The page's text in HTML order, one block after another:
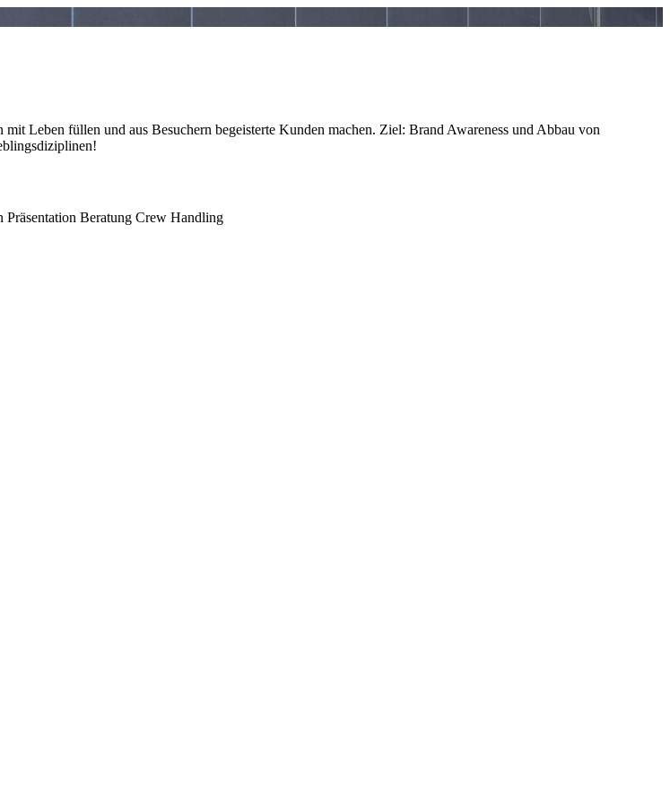
Leben füllen und aus Besuchern begeisterte Kunden machen. Ziel: Brand Awareness und Abbau von
Präsentation Beratung Crew Handling